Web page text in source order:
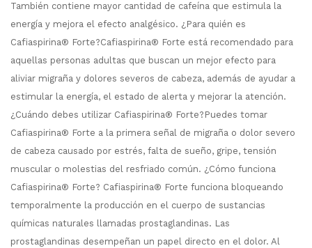
También contiene mayor cantidad de cafeína que estimula la
energía y mejora el efecto analgésico. ¿Para quién es
Cafiaspirina® Forte?Cafiaspirina® Forte está recomendado para
aquellas personas adultas que buscan un mejor efecto para
aliviar migraña y dolores severos de cabeza, además de ayudar a
estimular la energía, el estado de alerta y mejorar la atención.
¿Cuándo debes utilizar Cafiaspirina® Forte?Puedes tomar
Cafiaspirina® Forte a la primera señal de migraña o dolor severo
de cabeza causado por estrés, falta de sueño, gripe, tensión
muscular o molestias del resfriado común. ¿Cómo funciona
Cafiaspirina® Forte? Cafiaspirina® Forte funciona bloqueando
temporalmente la producción en el cuerpo de sustancias
químicas naturales llamadas prostaglandinas. Las
prostaglandinas desempeñan un papel directo en el dolor. Al